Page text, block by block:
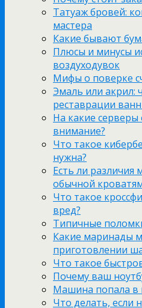
Татуаж бровей:
мастера
Какие бывают
Плюсы и минусы
воздуходувок
Мифы о поверке
Эмаль или акрил:
реставрации
На какие серверы
внимание?
Что такое
нужна?
Есть ли
обычной
Что такое
вред?
Типичные
Какие маринады
приготовлении
Что такое
Почему ваш
Машина попала в
Что делать, если